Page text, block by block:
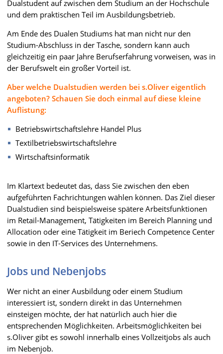
Dualstudent auf zwischen dem Studium an der Hochschule
und dem praktischen Teil im Ausbildungsbetrieb.
Am Ende des Dualen Studiums hat man nicht nur den
Studium-Abschluss in der Tasche, sondern kann auch
gleichzeitig ein paar Jahre Berufserfahrung vorweisen, was in
der Berufswelt ein großer Vorteil ist.
Aber welche Dualstudien werden bei s.Oliver eigentlich
angeboten? Schauen Sie doch einmal auf diese kleine
Auflistung:
Betriebswirtschaftslehre Handel Plus
Textilbetriebswirtschaftslehre
Wirtschaftsinformatik
Im Klartext bedeutet das, dass Sie zwischen den eben
aufgeführten Fachrichtungen wählen können. Das Ziel dieser
Dualstudien sind beispielsweise spätere Arbeitsfunktionen
im Retail-Management, Tätigkeiten im Bereich Planning und
Allocation oder eine Tätigkeit im Beriech Competence Center
sowie in den IT-Services des Unternehmens.
Jobs und Nebenjobs
Wer nicht an einer Ausbildung oder einem Studium
interessiert ist, sondern direkt in das Unternehmen
einsteigen möchte, der hat natürlich auch hier die
entsprechenden Möglichkeiten. Arbeitsmöglichkeiten bei
s.Oliver gibt es sowohl innerhalb eines Vollzeitjobs als auch
im Nebenjob.